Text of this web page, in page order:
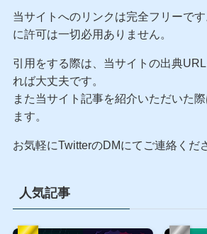
出口を模索中。リーマンショックで
を持つ、泥臭いプロの検証記録です。
当サイトはリンクフリーです
に許可は一切必用ありません。
引用をする際は、当サイトの出典